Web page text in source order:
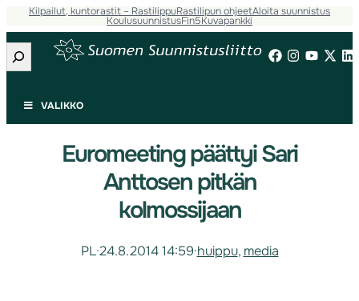
Kilpailut, kuntorastit – RastilippuRastilipun ohjeetAloita suunnistus
KoulusuunnistusFin5Kuvapankki
Etsi
VALIKKO
Euromeeting päättyi Sari
Anttosen pitkän
kolmossijaan
PL·24.8.2014 14:59·huippu, media